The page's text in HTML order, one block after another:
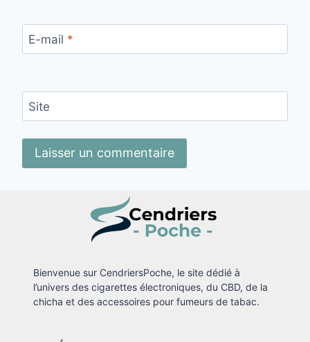
E-mail *
Site
Bienvenue sur CendriersPoche, le site dédié à
l’univers des cigarettes électroniques, du CBD, de la
chicha et des accessoires pour fumeurs de tabac.